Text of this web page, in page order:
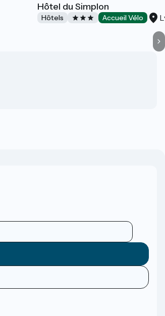
Hôtel du Simplon
Hôtels Accueil Vélo